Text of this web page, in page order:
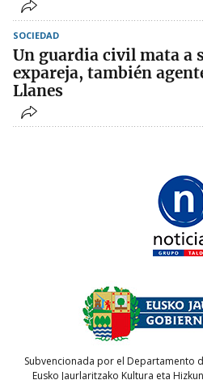
SOCIEDAD
Un guardia civil mata a
expareja, también
Llanes
Subvencionada por el Departamento
Eusko Jaurlaritzako Kultura eta